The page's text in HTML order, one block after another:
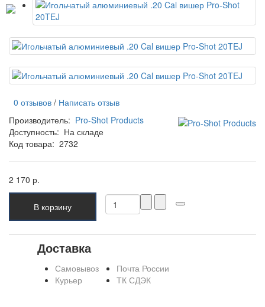
0 отзывов / Написать отзыв
Производитель: Pro-Shot Products
Доступность: На складе
Код товара: 2732
2 170 р.
В корзину
Доставка
Самовывоз
Курьер
Почта России
ТК СДЭК